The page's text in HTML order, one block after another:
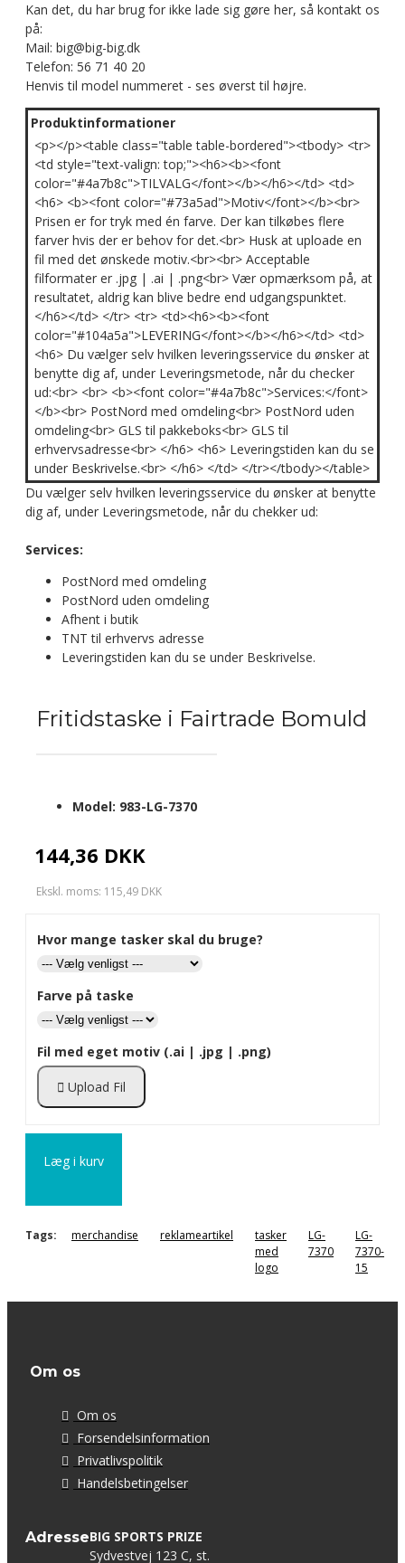
Kan det, du har brug for ikke lade sig gøre her, så kontakt os
på:
Mail: big@big-big.dk
Telefon: 56 71 40 20
Henvis til model nummeret - ses øverst til højre.
Produktinformationer
<p></p><table class="table table-bordered"><tbody> <tr>
<td style="text-valign: top;"><h6><b><font
color="#4a7b8c">TILVALG</font></b></h6></td> <td>
<h6> <b><font color="#73a5ad">Motiv</font></b><br>
Prisen er for tryk med én farve. Der kan tilkøbes flere
farver hvis der er behov for det.<br> Husk at uploade en
fil med det ønskede motiv.<br><br> Acceptable
filformater er .jpg | .ai | .png<br> Vær opmærksom på, at
resultatet, aldrig kan blive bedre end udgangspunktet.
</h6></td> </tr> <tr> <td><h6><b><font
color="#104a5a">LEVERING</font></b></h6></td> <td>
<h6> Du vælger selv hvilken leveringsservice du ønsker at
benytte dig af, under Leveringsmetode, når du checker
ud:<br> <br> <b><font color="#4a7b8c">Services:</font>
</b><br> PostNord med omdeling<br> PostNord uden
omdeling<br> GLS til pakkeboks<br> GLS til
erhvervsadresse<br> </h6> <h6> Leveringstiden kan du se
under Beskrivelse.<br> </h6> </td> </tr></tbody></table>
Du vælger selv hvilken leveringsservice du ønsker at benytte
dig af, under Leveringsmetode, når du chekker ud:
Services:
PostNord med omdeling
PostNord uden omdeling
Afhent i butik
TNT til erhvervs adresse
Leveringstiden kan du se under Beskrivelse.
Fritidstaske i Fairtrade Bomuld
144,36 DKK
Ekskl. moms: 115,49 DKK
Model: 983-LG-7370
Hvor mange tasker skal du bruge?
Farve på taske
Fil med eget motiv (.ai | .jpg | .png)
Upload Fil
Læg i kurv
Tags: merchandise reklameartikel
tasker
med
logo
LG-
7370
LG-
7370-
15
Om os
Om os
Forsendelsinformation
Privatlivspolitik
Handelsbetingelser
AdresseBIG SPORTS PRIZE
Sydvestvej 123 C, st.